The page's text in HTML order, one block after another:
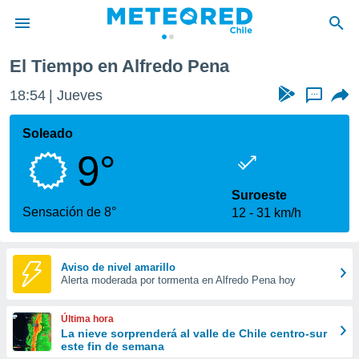
de
por
que se
calidad.
a este
las
y
forma
digital
basada
El Tiempo en Alfredo Pena
18:54 Jueves ...
Soleado
9°
Sensación de 8°
Suroeste
12
31 km/h
Aviso de nivel amarillo
Alerta moderada por tormenta en Alfredo Pena hoy
Última hora
La nieve sorprenderá al valle de Chile centro-sur
este fin de semana